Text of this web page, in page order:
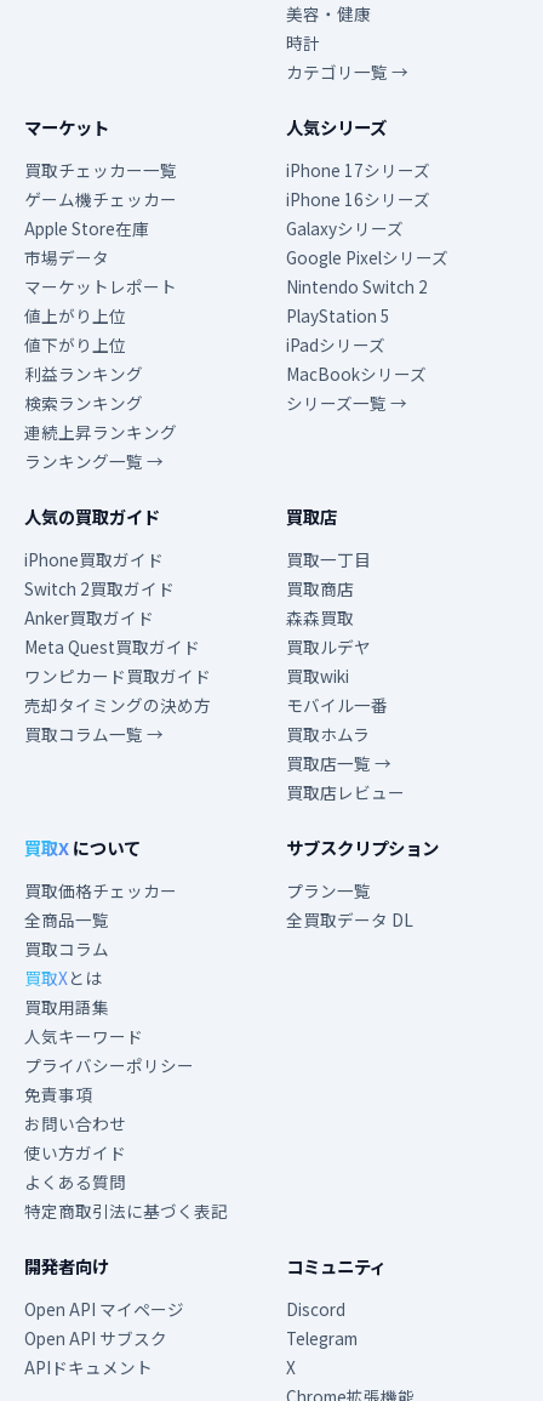
美容・健康
時計
カテゴリ一覧 →
マーケット
買取チェッカー一覧
ゲーム機チェッカー
Apple Store在庫
市場データ
マーケットレポート
値上がり上位
値下がり上位
利益ランキング
検索ランキング
連続上昇ランキング
ランキング一覧 →
人気シリーズ
iPhone 17シリーズ
iPhone 16シリーズ
Galaxyシリーズ
Google Pixelシリーズ
Nintendo Switch 2
PlayStation 5
iPadシリーズ
MacBookシリーズ
シリーズ一覧 →
人気の買取ガイド
iPhone買取ガイド
Switch 2買取ガイド
Anker買取ガイド
Meta Quest買取ガイド
ワンピカード買取ガイド
売却タイミングの決め方
買取コラム一覧 →
買取店
買取一丁目
買取商店
森森買取
買取ルデヤ
買取wiki
モバイル一番
買取ホムラ
買取店一覧 →
買取店レビュー
買取Xについて
買取価格チェッカー
全商品一覧
買取コラム
買取Xとは
買取用語集
人気キーワード
プライバシーポリシー
免責事項
お問い合わせ
使い方ガイド
よくある質問
特定商取引法に基づく表記
サブスクリプション
プラン一覧
全買取データ DL
開発者向け
Open API マイページ
Open API サブスク
APIドキュメント
コミュニティ
Discord
Telegram
X
Chrome拡張機能